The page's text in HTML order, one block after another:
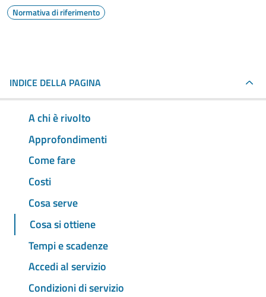
Normativa di riferimento
INDICE DELLA PAGINA
A chi è rivolto
Approfondimenti
Come fare
Costi
Cosa serve
Cosa si ottiene
Tempi e scadenze
Accedi al servizio
Condizioni di servizio